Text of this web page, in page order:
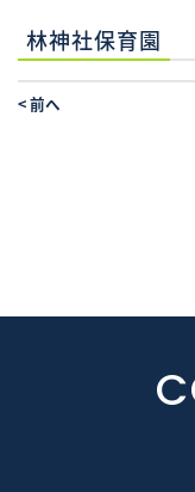
林神社保育園
<前へ